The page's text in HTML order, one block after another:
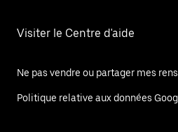
Visiter le Centre d'aide
Ne pas vendre ou partager mes
Politique relative aux données